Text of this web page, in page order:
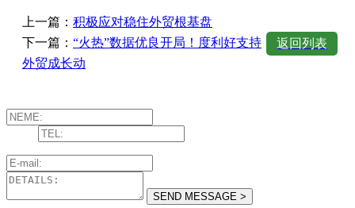
上一篇： 积极应对稳住外贸根基盘
下一篇： “火热”数据优良开局！度利好支持
外贸成长动
返回列表